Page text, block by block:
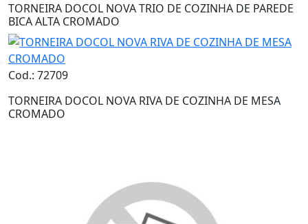
TORNEIRA DOCOL NOVA TRIO DE COZINHA DE PAREDE
BICA ALTA CROMADO
Cod.: 72709
TORNEIRA DOCOL NOVA RIVA DE COZINHA DE MESA
CROMADO